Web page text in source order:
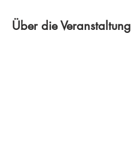
Über die Veranstaltung